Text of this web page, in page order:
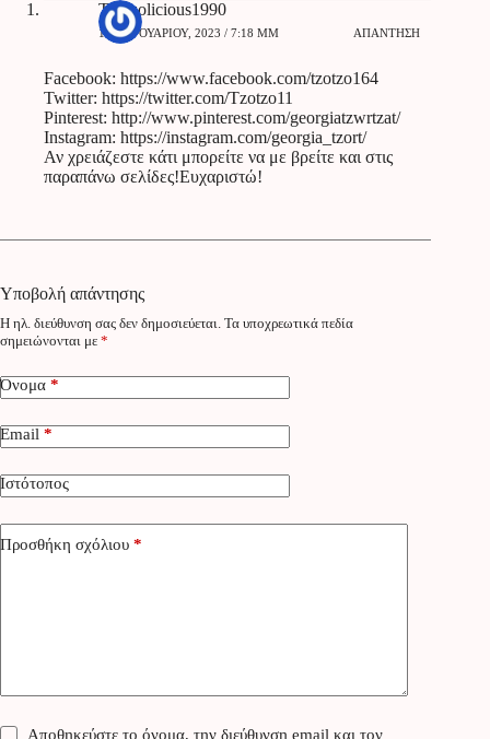
Tzotzolicious1990
1 ΦΕΒΡΟΥΑΡΊΟΥ, 2023 / 7:18 ΜΜ ΑΠΆΝΤΗΣΗ
Facebook: https://www.facebook.com/tzotzo164
Twitter: https://twitter.com/Tzotzo11
Pinterest: http://www.pinterest.com/georgiatzwrtzat/
Instagram: https://instagram.com/georgia_tzort/
Αν χρειάζεστε κάτι μπορείτε να με βρείτε και στις
παραπάνω σελίδες!Ευχαριστώ!
Υποβολή απάντησης
Η ηλ. διεύθυνση σας δεν δημοσιεύεται. Τα υποχρεωτικά πεδία
σημειώνονται με *
Όνομα *
Email *
Ιστότοπος
Προσθήκη σχόλιου *
Αποθηκεύστε το όνομα, την διεύθυνση email και τον